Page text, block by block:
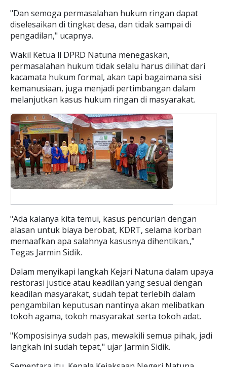
"Dan semoga permasalahan hukum ringan dapat
diselesaikan di tingkat desa, dan tidak sampai di
pengadilan," ucapnya.
Wakil Ketua ll DPRD Natuna menegaskan,
permasalahan hukum tidak selalu harus dilihat dari
kacamata hukum formal, akan tapi bagaimana sisi
kemanusiaan, juga menjadi pertimbangan dalam
melanjutkan kasus hukum ringan di masyarakat.
"Ada kalanya kita temui, kasus pencurian dengan
alasan untuk biaya berobat, KDRT, selama korban
memaafkan apa salahnya kasusnya dihentikan.,"
Tegas Jarmin Sidik.
Dalam menyikapi langkah Kejari Natuna dalam upaya
restorasi justice atau keadilan yang sesuai dengan
keadilan masyarakat, sudah tepat terlebih dalam
pengambilan keputusan nantinya akan melibatkan
tokoh agama, tokoh masyarakat serta tokoh adat.
"Komposisinya sudah pas, mewakili semua pihak, jadi
langkah ini sudah tepat," ujar Jarmin Sidik.